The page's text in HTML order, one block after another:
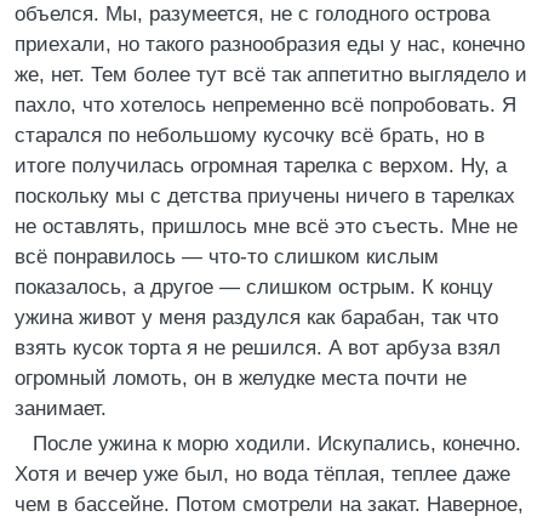
объелся. Мы, разумеется, не с голодного острова
приехали, но такого разнообразия еды у нас, конечно
же, нет. Тем более тут всё так аппетитно выглядело и
пахло, что хотелось непременно всё попробовать. Я
старался по небольшому кусочку всё брать, но в
итоге получилась огромная тарелка с верхом. Ну, а
поскольку мы с детства приучены ничего в тарелках
не оставлять, пришлось мне всё это съесть. Мне не
всё понравилось — что-то слишком кислым
показалось, а другое — слишком острым. К концу
ужина живот у меня раздулся как барабан, так что
взять кусок торта я не решился. А вот арбуза взял
огромный ломоть, он в желудке места почти не
занимает.
После ужина к морю ходили. Искупались, конечно.
Хотя и вечер уже был, но вода тёплая, теплее даже
чем в бассейне. Потом смотрели на закат. Наверное,